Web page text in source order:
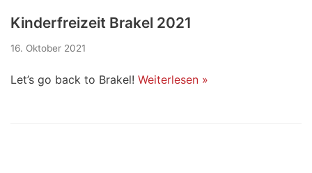
Kinderfreizeit Brakel 2021
16. Oktober 2021
Let’s go back to Brakel! Weiterlesen »